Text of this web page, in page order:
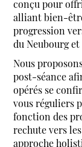
conçu pour
alliant bien-
progression
du Neubourg
Nous
post-séance
opérés se
vous réguliers
fonction des
rechute vers
approche